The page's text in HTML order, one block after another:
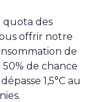
quota des
offrir notre
de
50% de chance
1,5°C au